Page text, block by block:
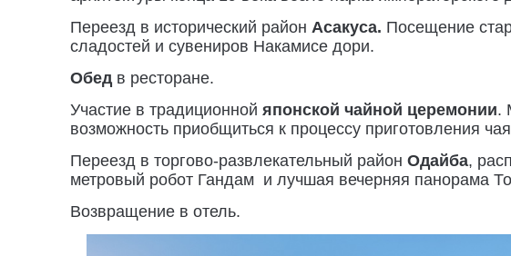
Переезд в исторический район Асакуса. Посещение
сладостей и сувениров Накамисе дори.
Обед в ресторане.
Участие в традиционной японской чайной церемонии.
возможность приобщиться к процессу приготовления
Переезд в торгово-развлекательный район Одайба,
метровый робот Гандам и лучшая вечерняя панорама
Возвращение в отель.